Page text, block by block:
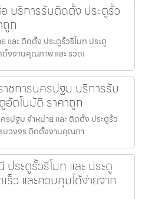
บริการรับติดตั้ง ประตูรั้ว
ถูก
และ ติดตั้ง ประตูรั้วรีโมท ประตู
งงานคุณภาพ และ รวดเ
ชการนครปฐม บริการรับ
อัตโนมัติ ราคาถูก
ปฐม จำหน่าย และ ติดตั้ง ประตูรั้ว
บวงจร ติดตั้งงานคุณภา
ระตูรั้วรีโมท และ ประตู
ร็ว และควบคุมได้ง่ายจาก